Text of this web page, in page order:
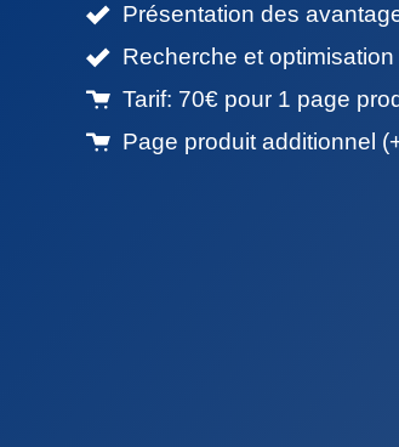
Présentation des
Recherche et
Tarif: 70€ pour 1 page
Page produit additionnel